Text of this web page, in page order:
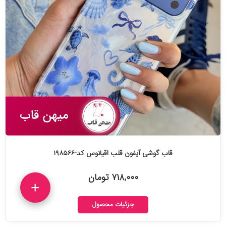
قاب گوشی آیفون قلب اقیانوس کد-۱۹۸۵۶۶
۷۱۸,۰۰۰ تومان
جزئیات محصول
+